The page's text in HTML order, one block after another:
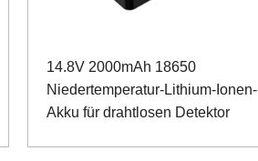
14.8V 2000mAh 18650
Niedertemperatur-Lithium-Ionen-
Akku für drahtlosen Detektor